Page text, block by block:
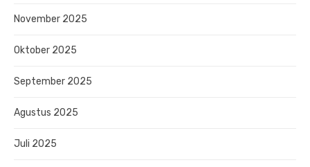
November 2025
Oktober 2025
September 2025
Agustus 2025
Juli 2025